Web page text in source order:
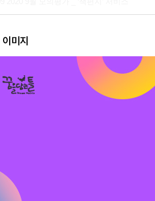
2021 7월 고3 학력평가 _ 옛 그림 속에 나타
2021 4월 고3 학력평가 _ QR 코드
문
배우는 핵심 개념
2021 9월 모의평가 _ 인포그래픽
2021 수능 _ 게임화의 활용
미지